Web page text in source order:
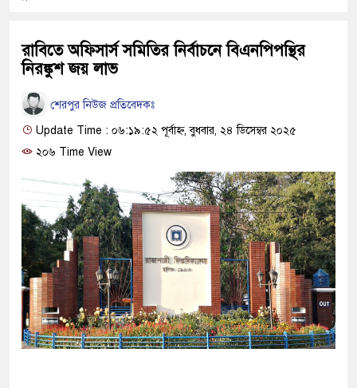
রাবিতে অফিসার্স সমিতির নির্বাচনে বিএনপিপন্থির
নিরঙ্কুশ জয় লাভ
শেরপুর নিউজ প্রতিবেদকঃ
Update Time : ০৬:১৯:৫২ পূর্বাহ্ন, বুধবার, ২৪ ডিসেম্বর ২০২৫
২০৬ Time View